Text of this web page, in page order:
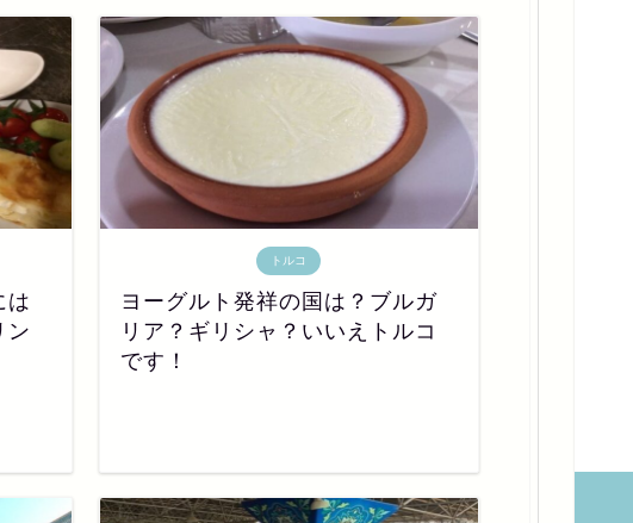
は
ン
トルコ
ヨーグルト発祥の国は？ブルガ
リア？ギリシャ？いいえトルコ
です！